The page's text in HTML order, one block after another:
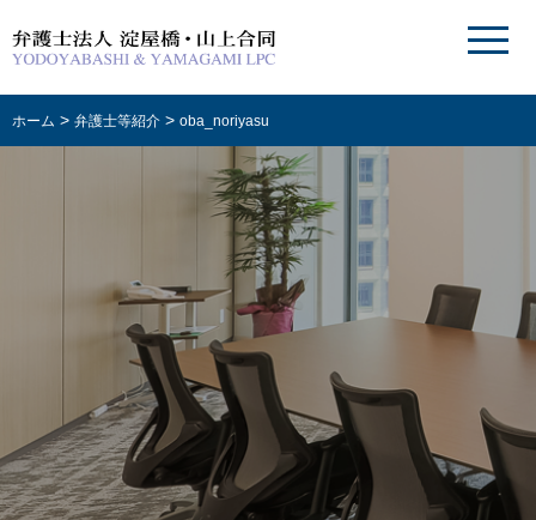
ホーム > 弁護士等紹介 > oba_noriyasu